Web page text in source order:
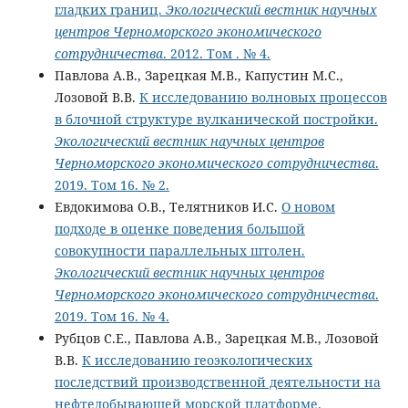
гладких границ. Экологический вестник научных
центров Черноморского экономического
сотрудничества. 2012. Том . № 4.
Павлова А.В., Зарецкая М.В., Капустин М.С.,
Лозовой В.В. К исследованию волновых процессов
в блочной структуре вулканической постройки.
Экологический вестник научных центров
Черноморского экономического сотрудничества.
2019. Том 16. № 2.
Евдокимова О.В., Телятников И.С. О новом
подходе в оценке поведения большой
совокупности параллельных штолен.
Экологический вестник научных центров
Черноморского экономического сотрудничества.
2019. Том 16. № 4.
Рубцов С.Е., Павлова А.В., Зарецкая М.В., Лозовой
В.В. К исследованию геоэкологических
последствий производственной деятельности на
нефтедобывающей морской платформе.